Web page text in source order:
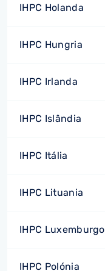
IHPC Holanda
IHPC Hungria
IHPC Irlanda
IHPC Islândia
IHPC Itália
IHPC Lituania
IHPC Luxemburgo
IHPC Polónia